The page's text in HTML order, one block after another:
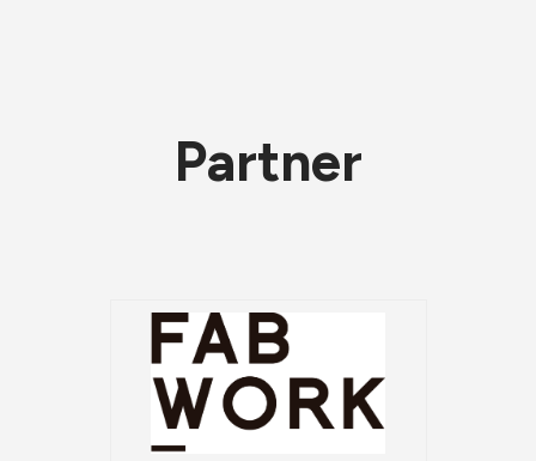
Partner